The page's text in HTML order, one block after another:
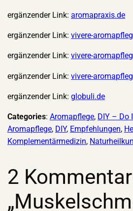
ergänzender Link:aromapraxis.de
ergänzender Link:vivere-
ergänzender Link:vivere-
ergänzender Link:vivere-
ergänzender Link:globuli.de
Categories:Aromapflege, DIY – Do
Aromapflege, DIY, Empfehlungen,
Komplementärmedizin,
2